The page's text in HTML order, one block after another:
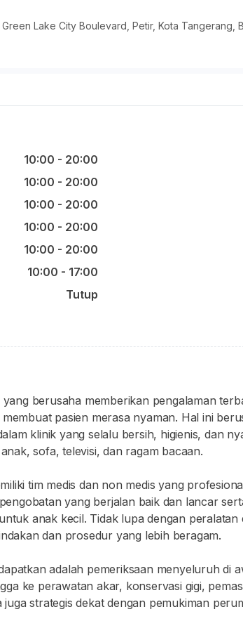
Lake City Boulevard, Petir, Kota Tangerang,
10:00 - 20:00
10:00 - 20:00
10:00 - 20:00
10:00 - 20:00
10:00 - 20:00
10:00 - 17:00
Tutup
berusaha memberikan pengalaman
pasien merasa nyaman. Hal ini
klinik yang selalu bersih, higienis, dan
sofa, televisi, dan ragam bacaan.
tim medis dan non medis yang
yang berjalan baik dan lancar
anak kecil. Tidak lupa dengan peralatan
dan prosedur yang lebih beragam.
adalah pemeriksaan menyeluruh di
ke perawatan akar, konservasi gigi,
strategis dekat dengan pemukiman